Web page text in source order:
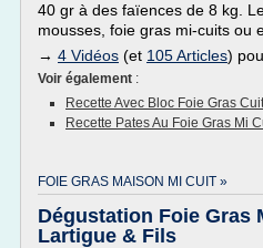
40 gr à des faïences de 8 kg.
mousses, foie gras mi-cuits ou
→ 4 Vidéos (et 105 Articles)
Voir également :
Recette Avec Bloc Foie Gras Cuit
Recette Pates Au Foie Gras Mi
FOIE GRAS MAISON MI CUIT »
Dégustation Foie Gras
Lartigue & Fils